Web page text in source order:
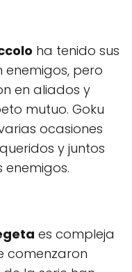
ha tenido sus
enemigos, pero
en aliados y
mutuo. Goku
ocasiones
y juntos
es compleja
comenzaron